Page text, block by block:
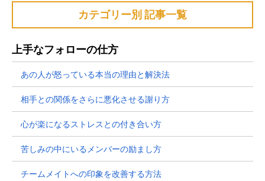
カテゴリー別 記事一覧
上手なフォローの仕方
あの人が怒っている本当の理由と解決法
相手との関係をさらに悪化させる謝り方
心が楽になるストレスとの付き合い方
苦しみの中にいるメンバーの励まし方
チームメイトへの印象を改善する方法